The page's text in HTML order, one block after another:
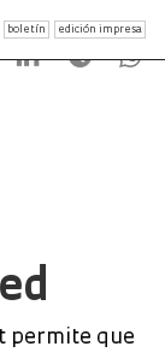
boletín edición impresa
permite que